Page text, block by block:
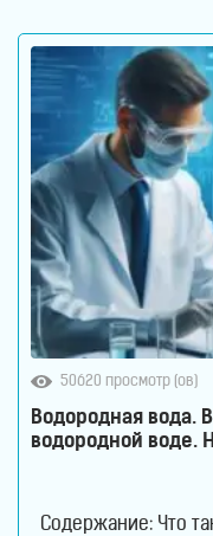
важнейших систем
50620 просмотр (ов)
Водородная вода.
водородной воде.
Содержание: Что